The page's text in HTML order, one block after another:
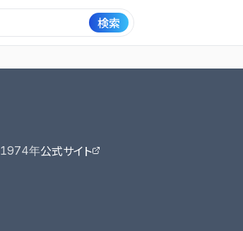
検索
1974年公式サイト